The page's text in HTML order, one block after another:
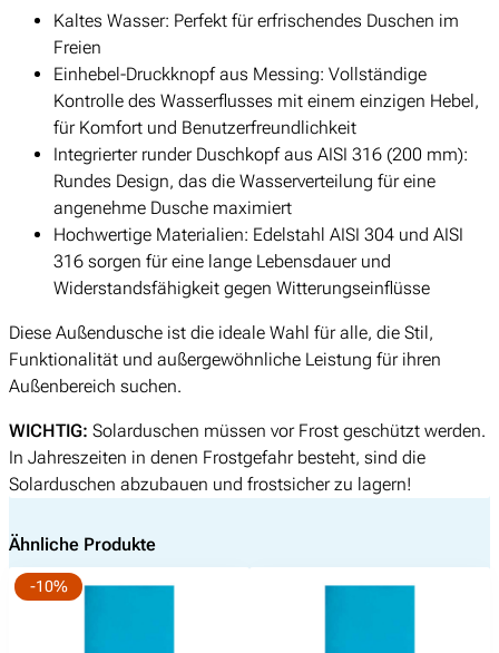
6
9
0
,
0
0
0
Kaltes Wasser: Perfekt für erfrischendes Duschen im
Freien
Einhebel-Druckknopf aus Messing: Vollständige
Kontrolle des Wasserflusses mit einem einzigen Hebel,
für Komfort und Benutzerfreundlichkeit
Integrierter runder Duschkopf aus AISI 316 (200 mm):
Rundes Design, das die Wasserverteilung für eine
angenehme Dusche maximiert
Hochwertige Materialien: Edelstahl AISI 304 und AISI
316 sorgen für eine lange Lebensdauer und
Widerstandsfähigkeit gegen Witterungseinflüsse
Diese Außendusche ist die ideale Wahl für alle, die Stil,
Funktionalität und außergewöhnliche Leistung für ihren
Außenbereich suchen.
WICHTIG: Solarduschen müssen vor Frost geschützt werden.
In Jahreszeiten in denen Frostgefahr besteht, sind die
Solarduschen abzubauen und frostsicher zu lagern!
Ähnliche Produkte
-10%